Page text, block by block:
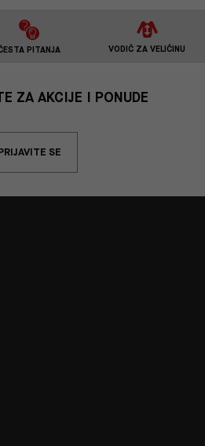
PITANJA VODIČ ZA VELIČINU
ZA AKCIJE I PONUDE
SE